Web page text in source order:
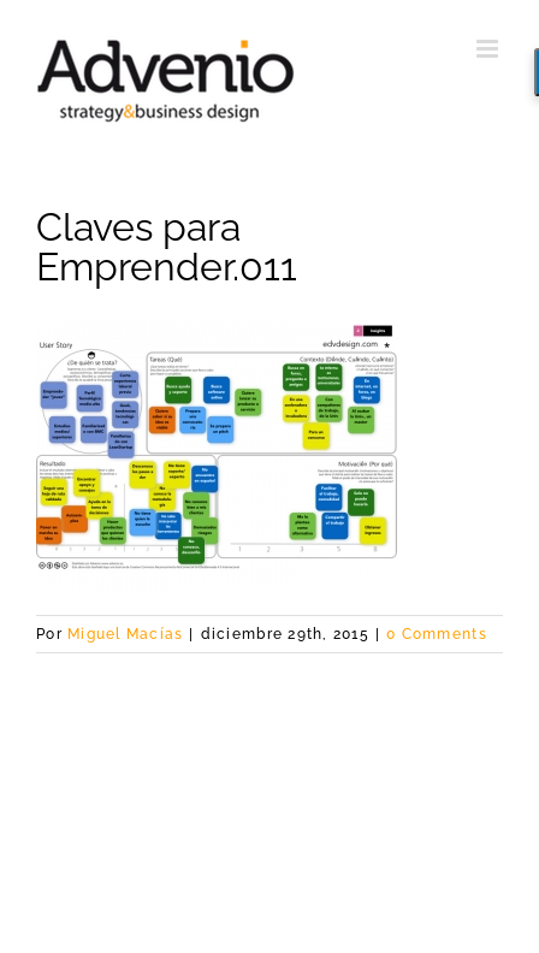
contenido
Claves para
Emprender.011
Por Miguel Macías diciembre 29th, 2015 0 Comments